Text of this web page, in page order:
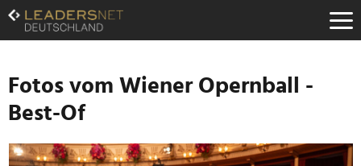
Zum
Inhalt
Zur
Navigation
Zur
Hauptnavigation
Fotos vom Wiener Opernball -
Best-Of